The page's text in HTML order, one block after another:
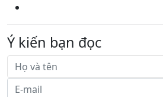
Ý kiến bạn đọc